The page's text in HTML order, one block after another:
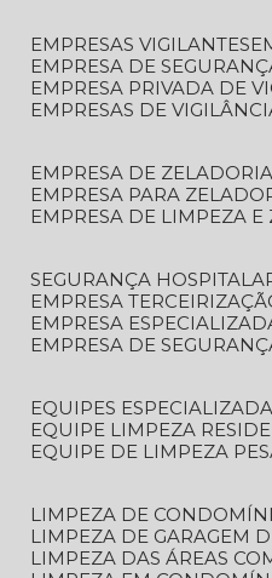
EMPRESAS VIGILANTES
EMPRESA DE
EMPRESA PRIVADA DE
EMPRESAS DE
EMPRESA DE
EMPRESA PARA
EMPRESA DE LIMPEZA
SEGURANÇA
EMPRESA
EMPRESA
EMPRESA DE
EQUIPES
EQUIPE LIMPEZA
EQUIPE DE LIMPEZA
LIMPEZA DE
LIMPEZA DE GARAGEM
LIMPEZA DAS ÁREAS